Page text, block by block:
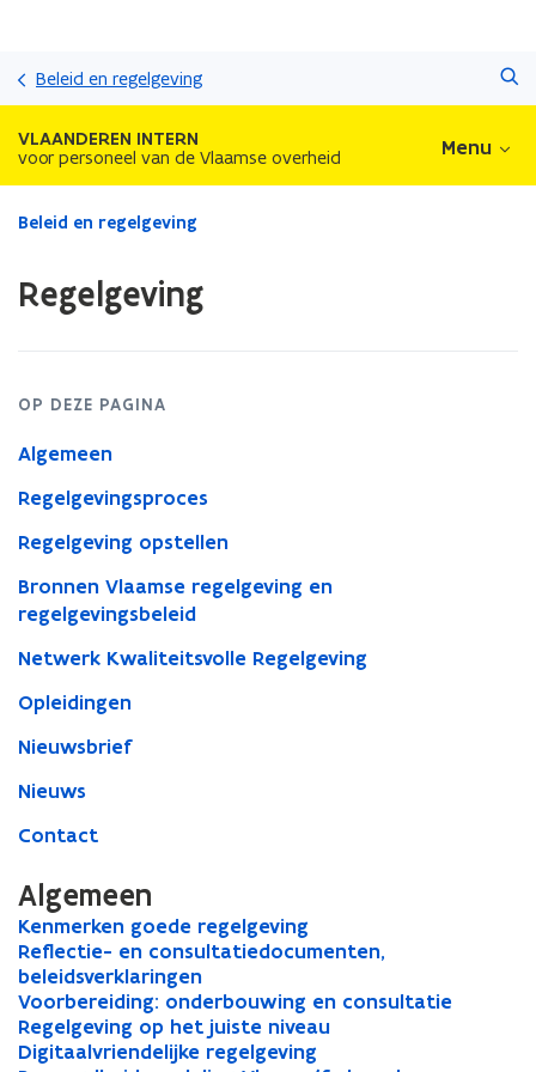
inhoud
Beleid en regelgeving
VLAANDEREN INTERN
voor personeel van de Vlaamse overheid Menu
Gedaan
Regelgeving
Beleid en regelgeving
Regelgeving
OP DEZE PAGINA
Algemeen
Regelgevingsproces
Regelgeving opstellen
Bronnen Vlaamse regelgeving en
regelgevingsbeleid
Netwerk Kwaliteitsvolle Regelgeving
Opleidingen
Nieuwsbrief
Nieuws
Contact
Algemeen
K
e
n
m
e
r
Kenmerken goede regelgeving
K
e
n
m
e
r
R
e
f
l
e
Reflectie- en consultatiedocumenten,
beleidsverklaringen
R
e
f
l
e
V
o
o
Voorbereiding: onderbouwing en consultatie
V
o
o
R
e
Regelgeving op het juiste niveau
R
e
D
Digitaalvriendelijke regelgeving
D